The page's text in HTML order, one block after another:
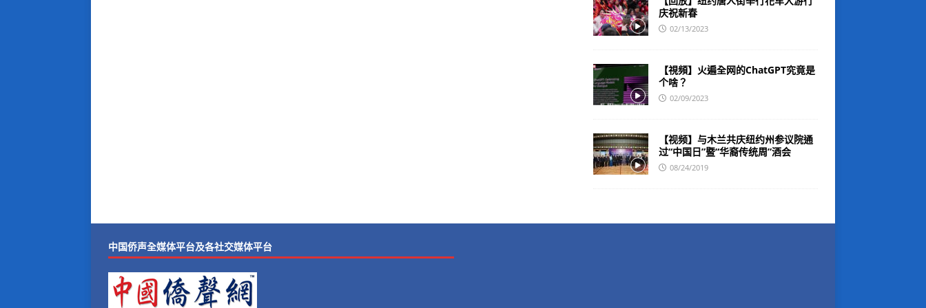
庆祝新春
02/13/2023
【視頻】火遍全网的ChatGPT究竟是
个啥？
02/09/2023
【视频】与木兰共庆纽约州参议院通
过“中国日”暨“华裔传统周”酒会
08/24/2019
中国侨声全媒体平台及各社交媒体平台